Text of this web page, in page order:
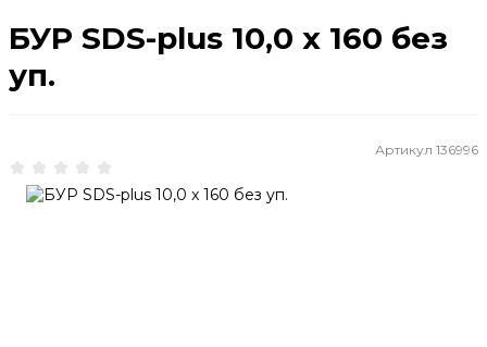
БУP SDS-plus 10,0 x 160 без
уп.
Артикул 136996